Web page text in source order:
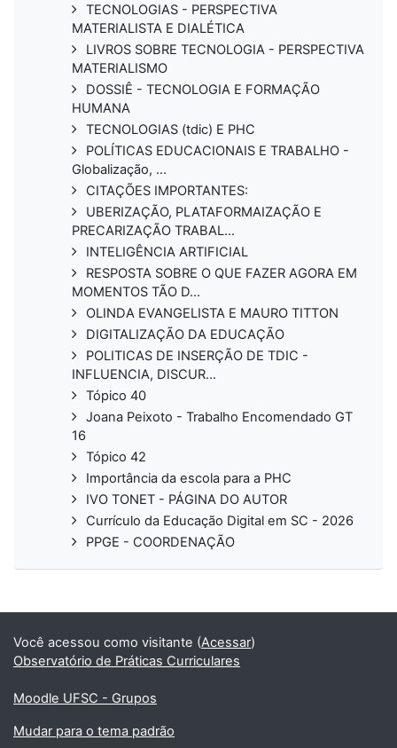
TECNOLOGIAS - PERSPECTIVA
MATERIALISTA E DIALÉTICA
LIVROS SOBRE TECNOLOGIA - PERSPECTIVA
MATERIALISMO
DOSSIÊ - TECNOLOGIA E FORMAÇÃO
HUMANA
TECNOLOGIAS (tdic) E PHC
POLÍTICAS EDUCACIONAIS E TRABALHO -
Globalização, ...
CITAÇÕES IMPORTANTES:
UBERIZAÇÃO, PLATAFORMAIZAÇÃO E
PRECARIZAÇÃO TRABAL...
INTELIGÊNCIA ARTIFICIAL
RESPOSTA SOBRE O QUE FAZER AGORA EM
MOMENTOS TÃO D...
OLINDA EVANGELISTA E MAURO TITTON
DIGITALIZAÇÃO DA EDUCAÇÃO
POLITICAS DE INSERÇÃO DE TDIC -
INFLUENCIA, DISCUR...
Tópico 40
Joana Peixoto - Trabalho Encomendado GT
16
Tópico 42
Importância da escola para a PHC
IVO TONET - PÁGINA DO AUTOR
Currículo da Educação Digital em SC - 2026
PPGE - COORDENAÇÃO
Você acessou como visitante (Acessar)
Observatório de Práticas Curriculares
Moodle UFSC - Grupos
Mudar para o tema padrão